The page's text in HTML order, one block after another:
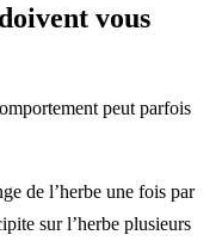
vous
peut parfois
de l’herbe une fois par
sur l’herbe plusieurs